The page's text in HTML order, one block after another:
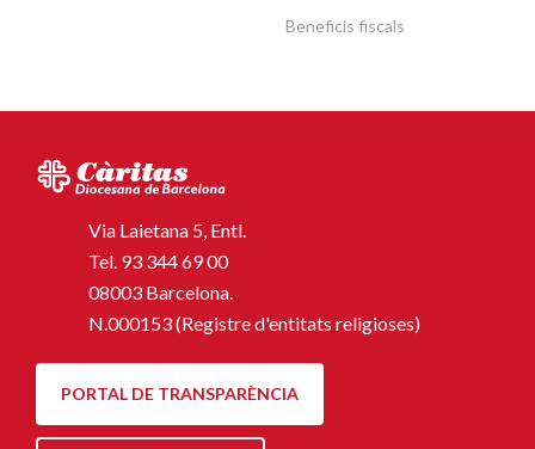
Beneficis fiscals
Via Laietana 5, Entl.
Tel. 93 344 69 00
08003 Barcelona.
N.000153 (Registre d'entitats religioses)
PORTAL DE TRANSPARÈNCIA